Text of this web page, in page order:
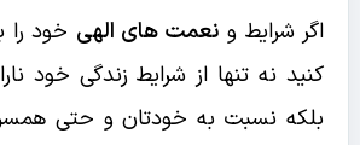
اگر شرایط و نعمت های الهی خود را
کنید نه تنها از شرایط زندگی خود
بلکه نسبت به خودتان و حتی